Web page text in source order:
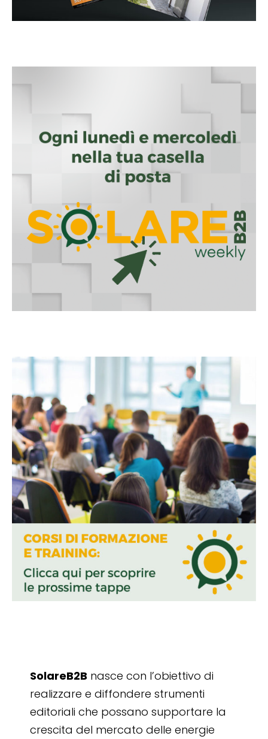
SolareB2B nasce con l’obiettivo di
realizzare e diffondere strumenti
editoriali che possano supportare la
crescita del mercato delle energie